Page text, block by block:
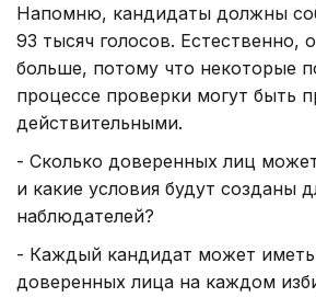
Напомню, кандидаты должны
93 тысяч голосов. Естественно,
больше, потому что некоторые
процессе проверки могут быть
действительными.
- Сколько доверенных лиц
и какие условия будут созданы
наблюдателей?
- Каждый кандидат может
доверенных лица на каждом